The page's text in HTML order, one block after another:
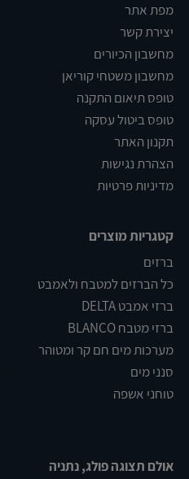
מפת אתר
יצירת קשר
מחשבון הכיורים
מחשבון משטחי קוריאן
טופס תיאום התקנה
טופס ביטול עסקה
תקנון האתר
הצהרת נגישות
מדיניות פרטיות
קטגריות מוצרים
ברזים
כל הברזים למטבח ולאמבט
ברזי אמבט DELTA
ברזי מטבח BLANCO
מערכות מים חם קר ומטוהר
סנני מים
טוחני אשפה
אולם תצוגה פולג, נתניה